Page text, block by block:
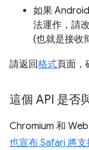
如果
法運作，請
(也就是接收
請返回格式頁面，
這個 API 是否
Chromium 和
也宣布 Safari 將